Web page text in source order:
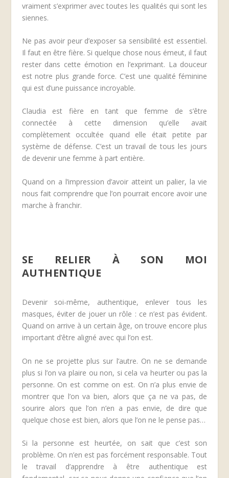
vraiment s’exprimer avec toutes les qualités qui sont les
siennes.
Ne pas avoir peur d’exposer sa sensibilité est essentiel.
Il faut en être fière. Si quelque chose nous émeut, il faut
rester dans cette émotion en l’exprimant. La douceur
est notre plus grande force. C’est une qualité féminine
qui est d’une puissance incroyable.
Claudia est fière en tant que femme de s’être
connectée à cette dimension qu’elle avait
complètement occultée quand elle était petite par
système de défense. C’est un travail de tous les jours
de devenir une femme à part entière.
Quand on a l’impression d’avoir atteint un palier, la vie
nous fait comprendre que l’on pourrait encore avoir une
marche à franchir.
SE RELIER À SON MOI
AUTHENTIQUE
Devenir soi-même, authentique, enlever tous les
masques, éviter de jouer un rôle : ce n’est pas évident.
Quand on arrive à un certain âge, on trouve encore plus
important d’être aligné avec qui l’on est.
On ne se projette plus sur l’autre. On ne se demande
plus si l’on va plaire ou non, si cela va heurter ou pas la
personne. On est comme on est. On n’a plus envie de
montrer que l’on va bien, alors que ça ne va pas, de
sourire alors que l’on n’en a pas envie, de dire que
quelque chose est bien, alors que l’on ne le pense pas…
Si la personne est heurtée, on sait que c’est son
problème. On n’en est pas forcément responsable. Tout
le travail d’apprendre à être authentique est